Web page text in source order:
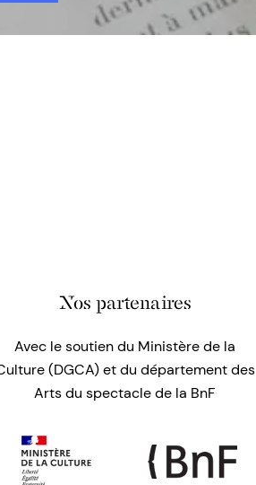
Nos partenaires
Avec le soutien du Ministère de la
(DGCA) et du département des
Arts du spectacle de la BnF